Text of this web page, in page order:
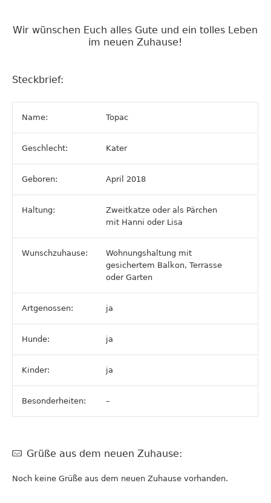
Wir wünschen Euch alles Gute und ein tolles Leben
im neuen Zuhause!
Steckbrief:
Name: Topac
Geschlecht: Kater
Geboren: April 2018
Haltung:
Zweitkatze oder als Pärchen
mit Hanni oder Lisa
Wunschzuhause:
Wohnungshaltung mit
gesichertem Balkon, Terrasse
oder Garten
Artgenossen: ja
Hunde: ja
Kinder: ja
Besonderheiten: –
Grüße aus dem neuen Zuhause:
Noch keine Grüße aus dem neuen Zuhause vorhanden.